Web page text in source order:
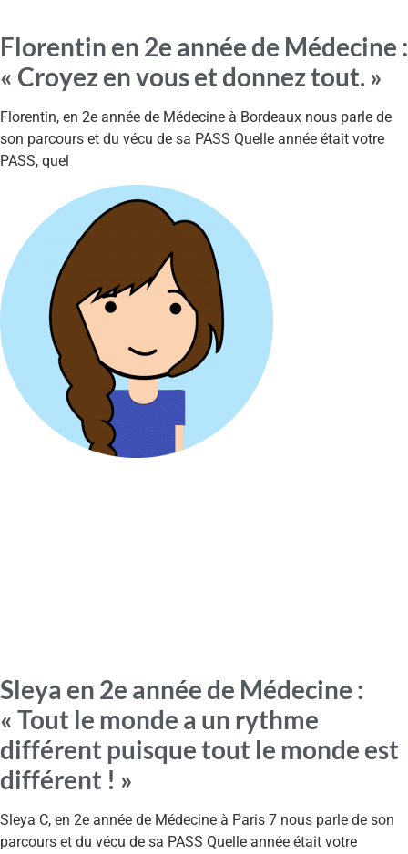
Florentin en 2e année de Médecine :
« Croyez en vous et donnez tout. »
Florentin, en 2e année de Médecine à Bordeaux nous parle de
son parcours et du vécu de sa PASS Quelle année était votre
PASS, quel
Sleya en 2e année de Médecine :
« Tout le monde a un rythme
différent puisque tout le monde est
différent ! »
Sleya C, en 2e année de Médecine à Paris 7 nous parle de son
parcours et du vécu de sa PASS Quelle année était votre